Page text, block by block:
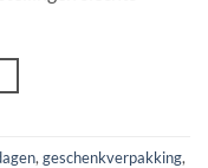
, geschenkverpakking,